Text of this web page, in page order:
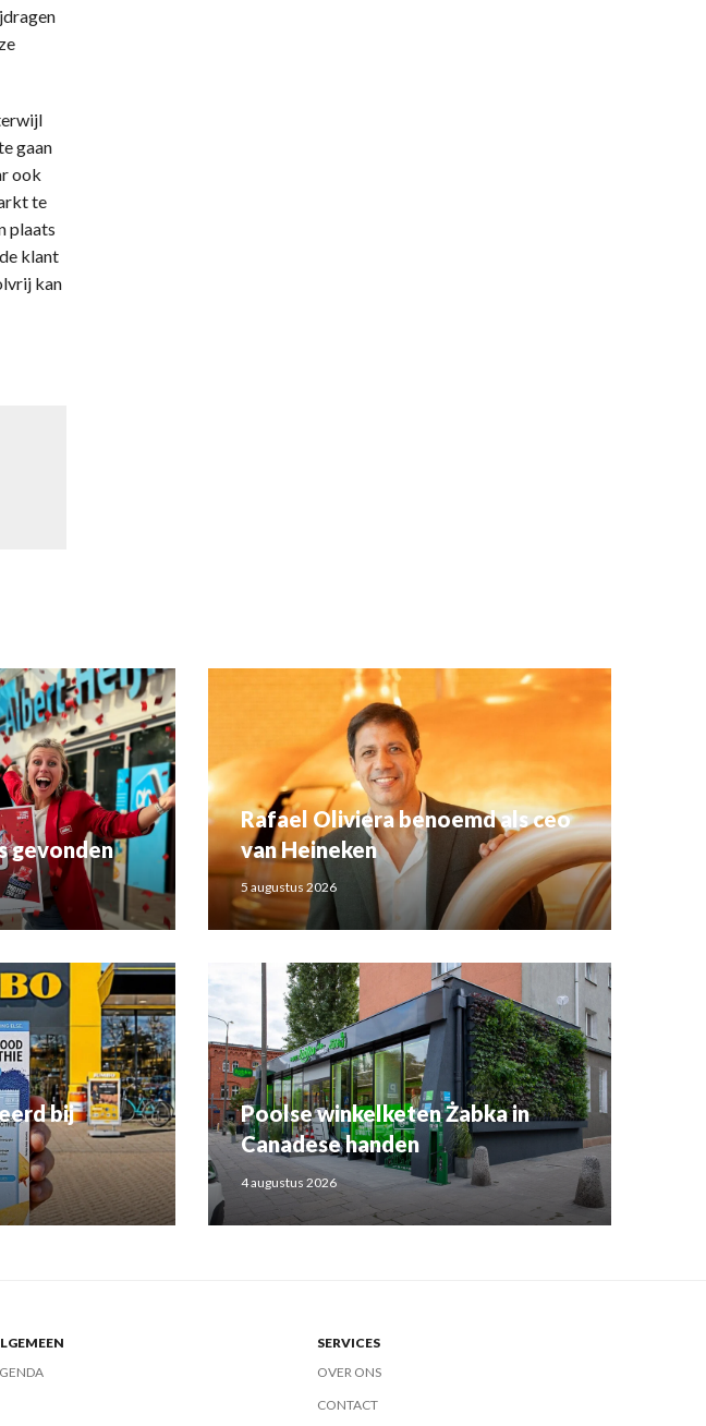
gaan
ook
te
plaats
klant
kan
gevonden
Rafael Oliviera benoemd als ceo
van Heineken
5 augustus 2026
bij
Poolse winkelketen Żabka in
Canadese handen
4 augustus 2026
SERVICES
OVER ONS
CONTACT